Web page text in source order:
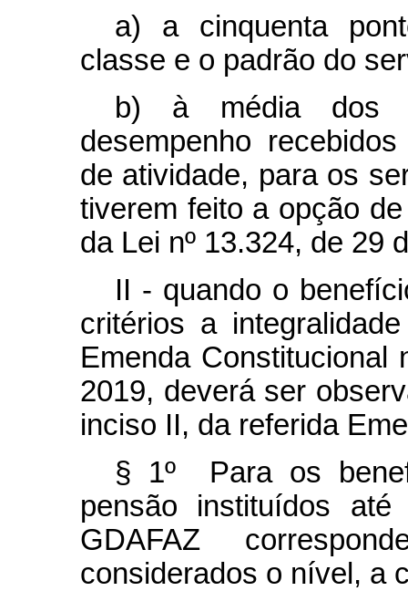
a) a cinquenta
classe e o padrão do
b) à média dos
desempenho
de atividade, para os
tiverem feito a opção
da Lei nº 13.324, de 29
II - quando o
critérios a
Emenda Constitucional
2019, deverá ser
inciso II, da referida
§ 1º Para os
pensão instituídos
GDAFAZ
considerados o nível, a